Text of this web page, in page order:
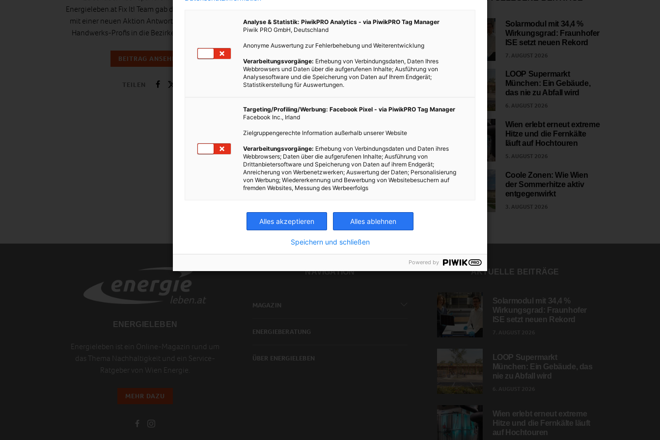
Energieleben.at Fix It! Team gab darauf im Juni 2012
mit einer neuen Aktion Antwort: Wir brachten die
Handwerks-Profis in die Bezirke!
BEITRAG ANSEHEN
TEILEN
Enerieleben Fix It! Zelt zu bringen, um es kostenlos
reparieren zu lassen.
BEITRAG ANSEHEN
TEILEN
Solarmodul mit 34,4 %
Wirkungsgrad: Fraunhofer
ISE setzt neuen Rekord
7. AUGUST 2026
LOOP Supermarkt
München: Ein Gebäude,
das nie zu Abfall wird
6. AUGUST 2026
Wien erlebt erneut extreme
Hitze und die Fernkälte
läuft auf Hochtouren
5. AUGUST 2026
Coole Zonen: Wie Wien
der Sommerhitze aktiv
entgegenwirkt
3. AUGUST 2026
ENERGIELEBEN
Energieleben ist ein Online-Magazin rund um
das Thema Nachhaltigkeit und ein Service-
Ratgeber von Wien Energie.
MEHR DAZU
NAVIGATION
MAGAZIN
ENERGIEBERATUNG
ÜBER ENERGIELEBEN
AKTUELLE BEITRÄGE
Solarmodul mit 34,4 %
Wirkungsgrad: Fraunhofer
ISE setzt neuen Rekord
LOOP Supermarkt
München: Ein Gebäude, das
nie zu Abfall wird
Wien erlebt erneut extreme
Hitze und die Fernkälte läuft
auf Hochtouren
Analyse & Statistik: PiwikPRO Analytics - via PiwikPRO Tag Manager
Piwik PRO GmbH, Deutschland
Anonyme Auswertung zur Fehlerbehebung und Weiterentwicklung
Verarbeitungsvorgänge: Erhebung von Verbindungsdaten, Daten Ihres
Webbrowsers und Daten über die aufgerufenen Inhalte; Ausführung von
Analysesoftware und die Speicherung von Daten auf Ihrem Endgerät;
Statistikerstellung für Auswertungen.
Targeting/Profiling/Werbung: Facebook Pixel - via PiwikPRO Tag Manager
Facebook Inc., Irland
Zielgruppengerechte Information außerhalb unserer Website
Verarbeitungsvorgänge: Erhebung von Verbindungsdaten und Daten ihres
Webbrowsers; Daten über die aufgerufenen Inhalte; Ausführung von
Drittanbietersoftware und Speicherung von Daten auf ihrem Endgerät;
Anreicherung von Werbenetzwerken; Auswertung der Daten; Personalisierung
von Werbung; Wiedererkennung und Bewerbung von Websitebesuchern auf
fremden Websites, Messung des Werbeerfolgs
Alles akzeptieren Alles ablehnen
Speichern und schließen
Powered by